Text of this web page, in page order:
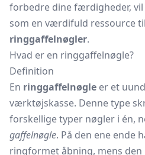
forbedre dine færdigheder,
som en værdifuld ressource
ringgaffelnøgler.
Hvad er en ringgaffelnøgle?
Definition
En ringgaffelnøgle er et
værktøjskasse. Denne type
forskellige typer nøgler i én,
gaffelnøgle. På den ene ende
ringformet åbning, mens